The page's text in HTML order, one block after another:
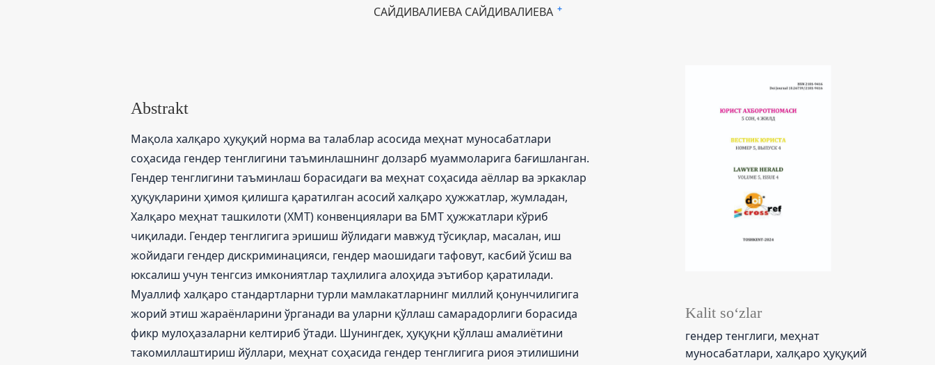
САЙДИВАЛИЕВА САЙДИВАЛИЕВА +
Kalit so‘zlar
гендер тенглиги, меҳнат
муносабатлари, халқаро ҳуқуқий
Abstrakt
Мақола халқаро ҳуқуқий норма ва талаблар асосида меҳнат муносабатлари
соҳасида гендер тенглигини таъминлашнинг долзарб муаммоларига бағишланган.
Гендер тенглигини таъминлаш борасидаги ва меҳнат соҳасида аёллар ва эркаклар
ҳуқуқларини ҳимоя қилишга қаратилган асосий халқаро ҳужжатлар, жумладан,
Халқаро меҳнат ташкилоти (ХМТ) конвенциялари ва БМТ ҳужжатлари кўриб
чиқилади. Гендер тенглигига эришиш йўлидаги мавжуд тўсиқлар, масалан, иш
жойидаги гендер дискриминацияси, гендер маошидаги тафовут, касбий ўсиш ва
юксалиш учун тенгсиз имкониятлар таҳлилига алоҳида эътибор қаратилади.
Муаллиф халқаро стандартларни турли мамлакатларнинг миллий қонунчилигига
жорий этиш жараёнларини ўрганади ва уларни қўллаш самарадорлиги борасида
фикр мулоҳазаларни келтириб ўтади. Шунингдек, ҳуқуқни қўллаш амалиётини
такомиллаштириш йўллари, меҳнат соҳасида гендер тенглигига риоя этилишини